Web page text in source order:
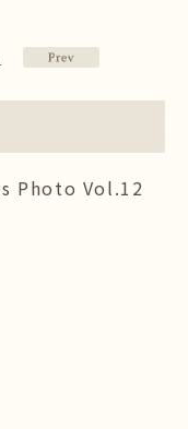
Photo Vol.12